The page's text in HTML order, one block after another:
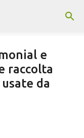
e
raccolta
da